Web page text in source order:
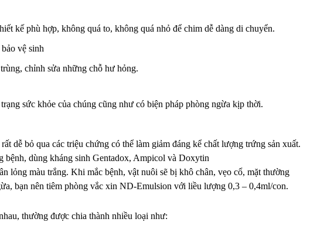
kế phù hợp, không quá to, không quá nhỏ để chim dễ dàng di chuyển.
vệ sinh
chỉnh sửa những chỗ hư hỏng.
sức khỏe của chúng cũng như có biện pháp phòng ngừa kịp thời.
dễ bỏ qua các triệu chứng có thể làm giảm đáng kể chất lượng trứng sản xuất.
dùng kháng sinh Gentadox, Ampicol và Doxytin
lỏng màu trắng. Khi mắc bệnh, vật nuôi sẽ bị khô chân, vẹo cổ, mặt thường
bạn nên tiêm phòng vắc xin ND-Emulsion với liều lượng 0,3 – 0,4ml/con.
thường được chia thành nhiều loại như: